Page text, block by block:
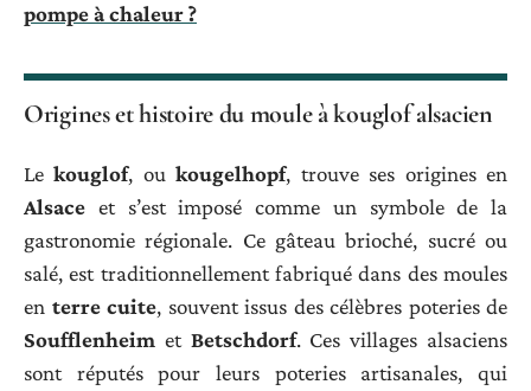
pompe à chaleur ?
Origines et histoire du moule à kouglof alsacien
Lekouglof, oukougelhopf, trouve ses origines en
Alsace et s’est imposé comme un symbole de la
gastronomie régionale. Ce gâteau brioché, sucré ou
salé, est traditionnellement fabriqué dans des moules
en terre cuite, souvent issus des célèbres poteries de
Soufflenheim et Betschdorf. Ces villages alsaciens
sont réputés pour leurs poteries artisanales, qui